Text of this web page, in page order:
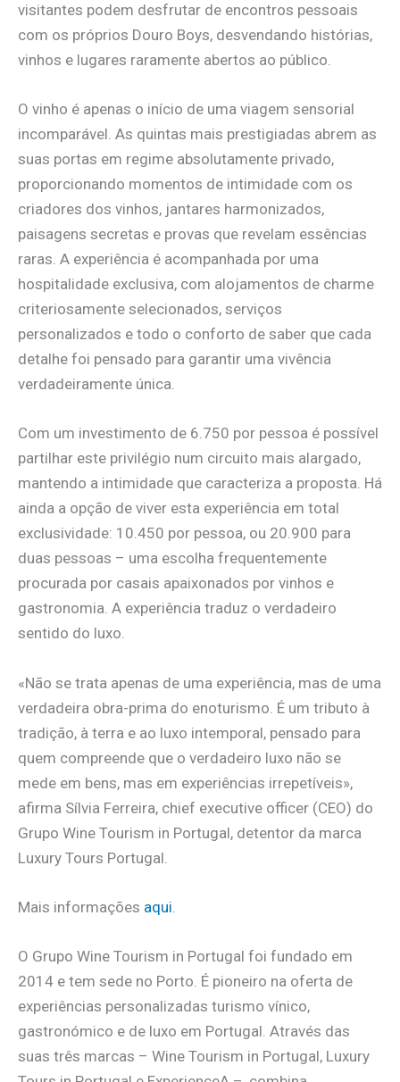
visitantes podem desfrutar de encontros pessoais
com os próprios Douro Boys, desvendando histórias,
vinhos e lugares raramente abertos ao público.
O vinho é apenas o início de uma viagem sensorial
incomparável. As quintas mais prestigiadas abrem as
suas portas em regime absolutamente privado,
proporcionando momentos de intimidade com os
criadores dos vinhos, jantares harmonizados,
paisagens secretas e provas que revelam essências
raras. A experiência é acompanhada por uma
hospitalidade exclusiva, com alojamentos de charme
criteriosamente selecionados, serviços
personalizados e todo o conforto de saber que cada
detalhe foi pensado para garantir uma vivência
verdadeiramente única.
Com um investimento de 6.750 por pessoa é possível
partilhar este privilégio num circuito mais alargado,
mantendo a intimidade que caracteriza a proposta. Há
ainda a opção de viver esta experiência em total
exclusividade: 10.450 por pessoa, ou 20.900 para
duas pessoas – uma escolha frequentemente
procurada por casais apaixonados por vinhos e
gastronomia. A experiência traduz o verdadeiro
sentido do luxo.
«Não se trata apenas de uma experiência, mas de uma
verdadeira obra-prima do enoturismo. É um tributo à
tradição, à terra e ao luxo intemporal, pensado para
quem compreende que o verdadeiro luxo não se
mede em bens, mas em experiências irrepetíveis»,
afirma Sílvia Ferreira, chief executive officer (CEO) do
Grupo Wine Tourism in Portugal, detentor da marca
Luxury Tours Portugal.
Mais informações aqui
O Grupo Wine Tourism in Portugal foi fundado em
2014 e tem sede no Porto. É pioneiro na oferta de
experiências personalizadas turismo vínico,
gastronómico e de luxo em Portugal. Através das
suas três marcas – Wine Tourism in Portugal, Luxury